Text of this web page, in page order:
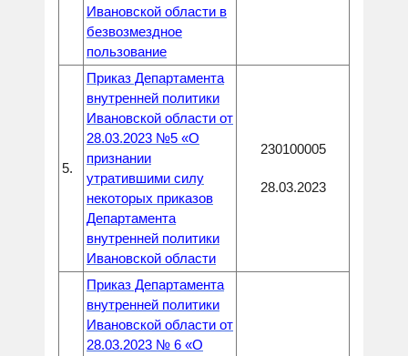
Ивановской области в
безвозмездное
пользование
5.
Приказ Департамента
внутренней политики
Ивановской области от
28.03.2023 №5 «О
признании
утратившими силу
некоторых приказов
Департамента
внутренней политики
Ивановской области
230100005
28.03.2023
Приказ Департамента
внутренней политики
Ивановской области от
28.03.2023 № 6 «О